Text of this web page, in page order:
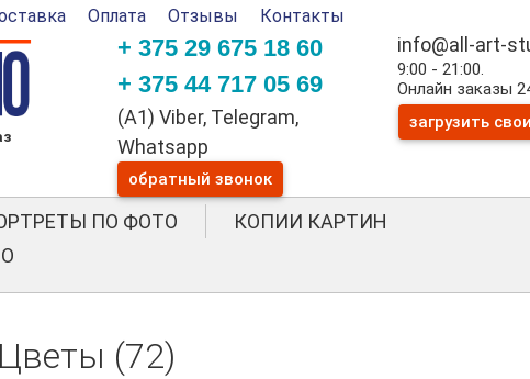
Оплата Отзывы Контакты
+ 375 29 675 18 60
+ 375 44 717 05 69
(A1) Viber, Telegram,
Whatsapp
обратный звонок
info@all-art-
9:00 - 21:00.
Онлайн заказы
загрузить
ПО ФОТО
КОПИИ КАРТИН
Цветы (72)